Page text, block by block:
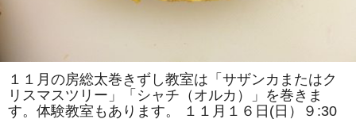
は
１１月の房総太巻きずし教室は「サザンカまたはク
リスマスツリー」「シャチ（オルカ）」を巻きま
す。体験教室もあります。 １１月１６日(日）９:30